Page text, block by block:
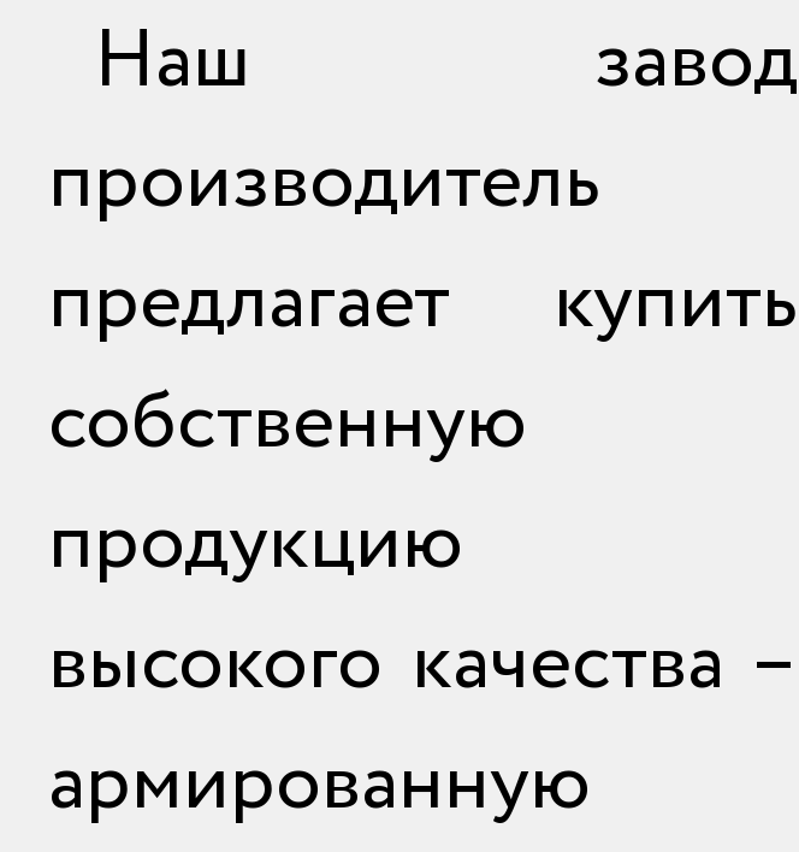
Наш завод
производитель
предлагает купить
собственную
продукцию
высокого качества –
армированную